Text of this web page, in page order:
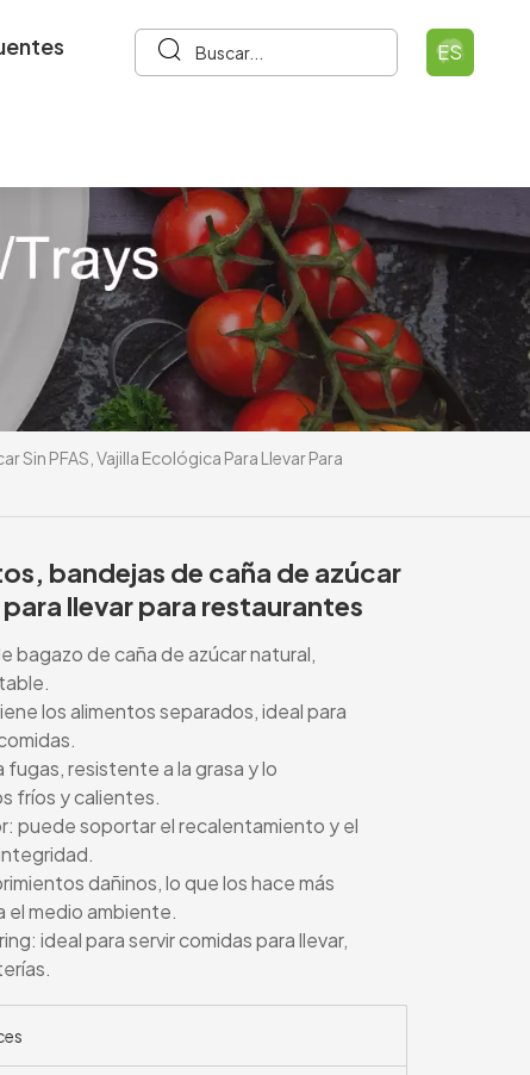
ES
PFAS, Vajilla Ecológica Para Llevar Para
bandejas de caña de azúcar
llevar para restaurantes
bagazo de caña de azúcar natural,
los alimentos separados, ideal para
resistente a la grasa y lo
fríos y calientes.
puede soportar el recalentamiento y el
dañinos, lo que los hace más
el medio ambiente.
ideal para servir comidas para llevar,